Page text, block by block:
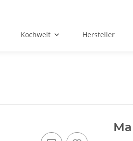
Kochwelt Hersteller